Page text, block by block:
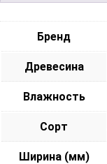
Бренд
Древесина
Влажность
Сорт
Ширина (мм)